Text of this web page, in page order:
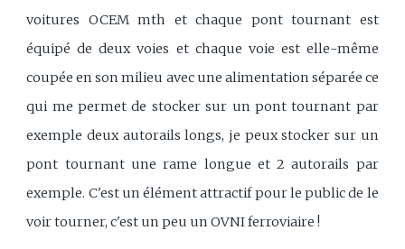
voitures OCEM mth et chaque pont tournant est
équipé de deux voies et chaque voie est elle-même
coupée en son milieu avec une alimentation séparée ce
qui me permet de stocker sur un pont tournant par
exemple deux autorails longs, je peux stocker sur un
pont tournant une rame longue et 2 autorails par
exemple. C'est un élément attractif pour le public de le
voir tourner, c'est un peu un OVNI ferroviaire !